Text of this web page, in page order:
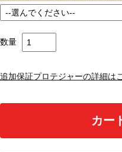
数量
追加保証プロテジャーの詳細は